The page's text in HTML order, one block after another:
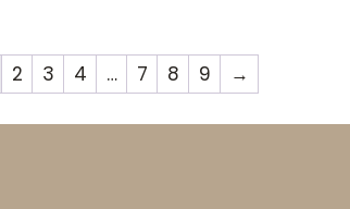
2 3 4 … 7 8 9 →